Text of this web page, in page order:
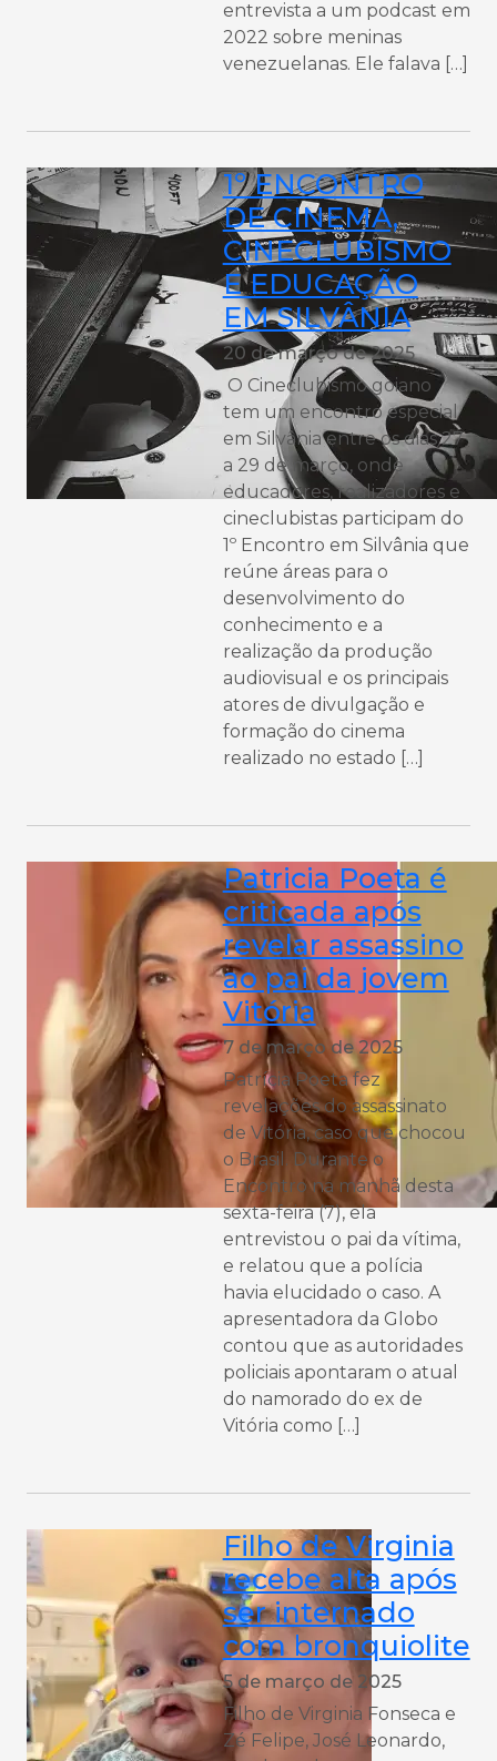
entrevista a um podcast em
2022 sobre meninas
venezuelanas. Ele falava […]
1º ENCONTRO
DE CINEMA,
CINECLUBISMO
E EDUCAÇÃO
EM SILVÂNIA
20 de março de 2025
O Cineclubismo goiano
tem um encontro especial
em Silvânia entre os dias 27
a 29 de março, onde
educadores, realizadores e
cineclubistas participam do
1º Encontro em Silvânia que
reúne áreas para o
desenvolvimento do
conhecimento e a
realização da produção
audiovisual e os principais
atores de divulgação e
formação do cinema
realizado no estado […]
Patricia Poeta é
criticada após
revelar assassino
ao pai da jovem
Vitória
7 de março de 2025
Patrícia Poeta fez
revelações do assassinato
de Vitória, caso que chocou
o Brasil. Durante o
Encontro na manhã desta
sexta-feira (7), ela
entrevistou o pai da vítima,
e relatou que a polícia
havia elucidado o caso. A
apresentadora da Globo
contou que as autoridades
policiais apontaram o atual
do namorado do ex de
Vitória como […]
Filho de Virginia
recebe alta após
ser internado
com bronquiolite
5 de março de 2025
Filho de Virginia Fonseca e
Zé Felipe, José Leonardo,